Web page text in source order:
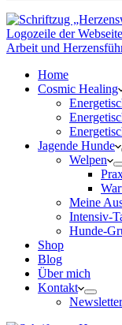
Home
Cosmic Healing
Jagende Hunde
Welpen
Meine
Intensiv-
Hunde-
Shop
Blog
Über mich
Kontakt
Newsletter